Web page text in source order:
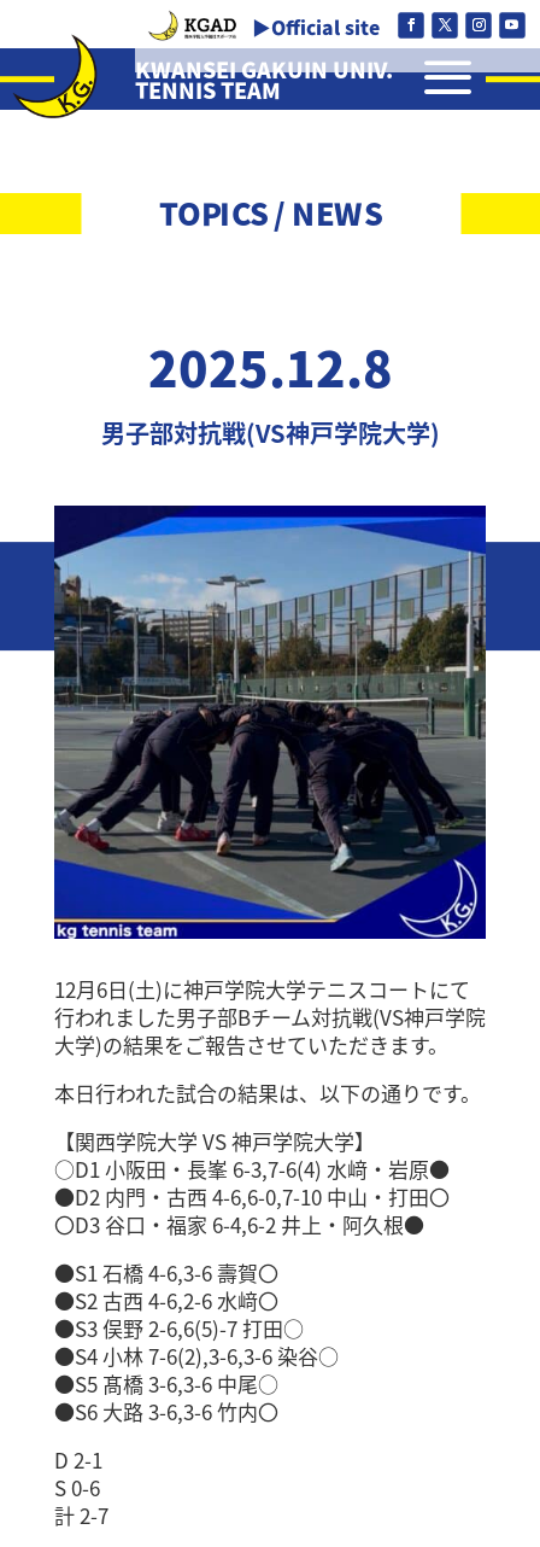
▶Official site
KWANSEI GAKUIN UNIV.
TENNIS TEAM a
TOPICS / NEWS
2025.12.8
男子部対抗戦(VS神戸学院大学)
12月6日(土)に神戸学院大学テニスコートにて
行われました男子部Bチーム対抗戦(VS神戸学院
大学)の結果をご報告させていただきます。
本日行われた試合の結果は、以下の通りです。
【関西学院大学 VS 神戸学院大学】
○D1 小阪田・長峯 6-3,7-6(4) 水﨑・岩原●
●D2 内門・古西 4-6,6-0,7-10 中山・打田〇
〇D3 谷口・福家 6-4,6-2 井上・阿久根●
●S1 石橋 4-6,3-6 壽賀〇
●S2 古西 4-6,2-6 水﨑〇
●S3 俣野 2-6,6(5)-7 打田○
●S4 小林 7-6(2),3-6,3-6 染谷○
●S5 髙橋 3-6,3-6 中尾○
●S6 大路 3-6,3-6 竹内〇
D 2-1
S 0-6
計 2-7